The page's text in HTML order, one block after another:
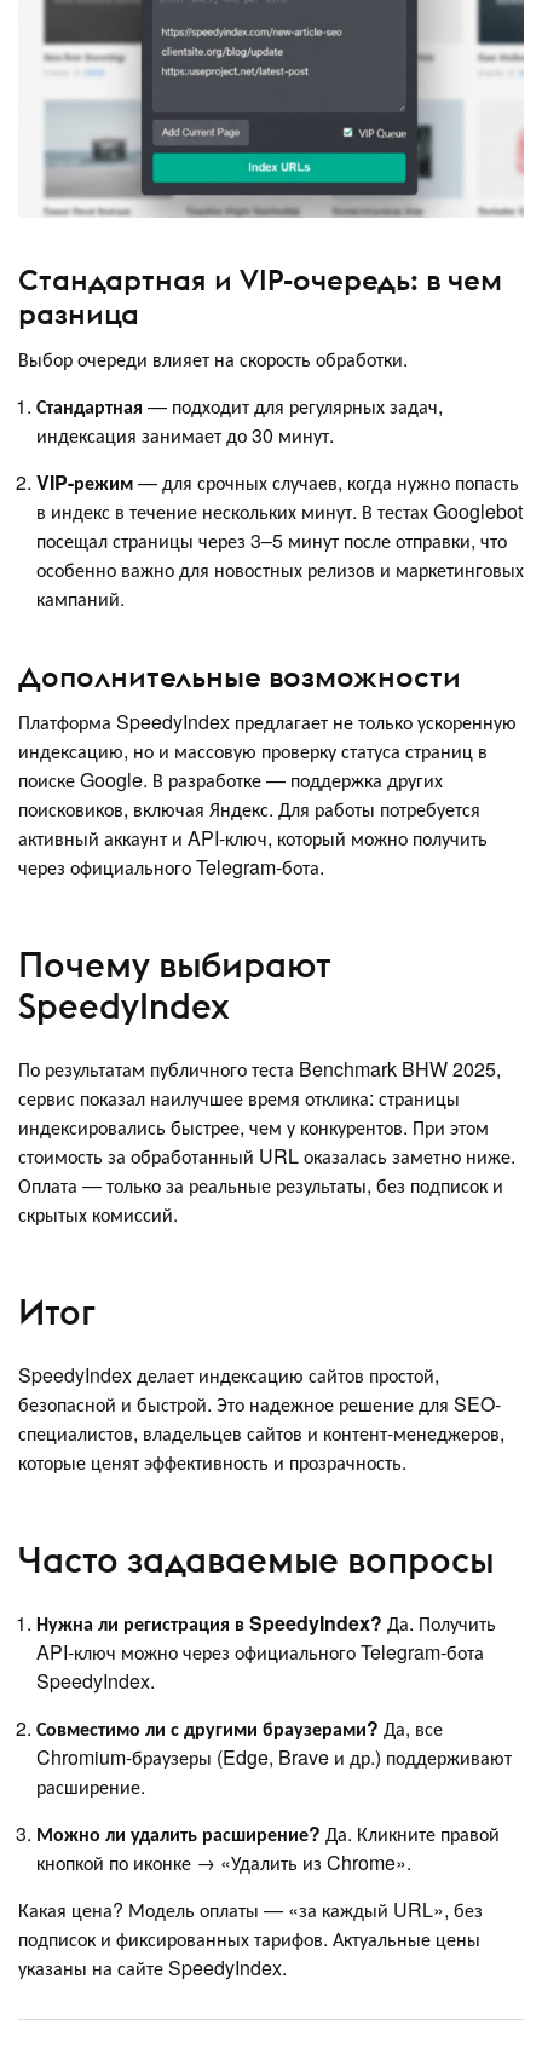
Стандартная и VIP-очередь: в чем
разница
Выбор очереди влияет на скорость обработки.
Стандартная — подходит для регулярных задач,
индексация занимает до 30 минут.
VIP-режим— для срочных случаев, когда нужно попасть
в индекс в течение нескольких минут. В тестах Googlebot
посещал страницы через 3–5 минут после отправки, что
особенно важно для новостных релизов и маркетинговых
кампаний.
Дополнительные возможности
Платформа SpeedyIndex предлагает не только ускоренную
индексацию, но и массовую проверку статуса страниц в
поиске Google. В разработке — поддержка других
поисковиков, включая Яндекс. Для работы потребуется
активный аккаунт и API-ключ, который можно получить
через официального Telegram-бота.
Почему выбирают
SpeedyIndex
По результатам публичного теста Benchmark BHW 2025,
сервис показал наилучшее время отклика: страницы
индексировались быстрее, чем у конкурентов. При этом
стоимость за обработанный URL оказалась заметно ниже.
Оплата — только за реальные результаты, без подписок и
скрытых комиссий.
Итог
SpeedyIndex делает индексацию сайтов простой,
безопасной и быстрой. Это надежное решение для SEO-
специалистов, владельцев сайтов и контент-менеджеров,
которые ценят эффективность и прозрачность.
Часто задаваемые вопросы
Нужна ли регистрация в SpeedyIndex? Да. Получить
API-ключ можно через официального Telegram-бота
SpeedyIndex.
Совместимо ли с другими браузерами? Да, все
Chromium-браузеры (Edge, Brave и др.) поддерживают
расширение.
Можно ли удалить расширение? Да. Кликните правой
кнопкой по иконке → «Удалить из Chrome».
Какая цена? Модель оплаты — «за каждый URL», без
подписок и фиксированных тарифов. Актуальные цены
указаны на сайте SpeedyIndex.